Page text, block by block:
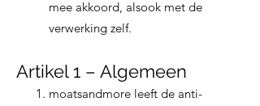
mee akkoord, alsook met de
verwerking zelf.
Artikel 1 – Algemeen
moatsandmore leeft de anti-